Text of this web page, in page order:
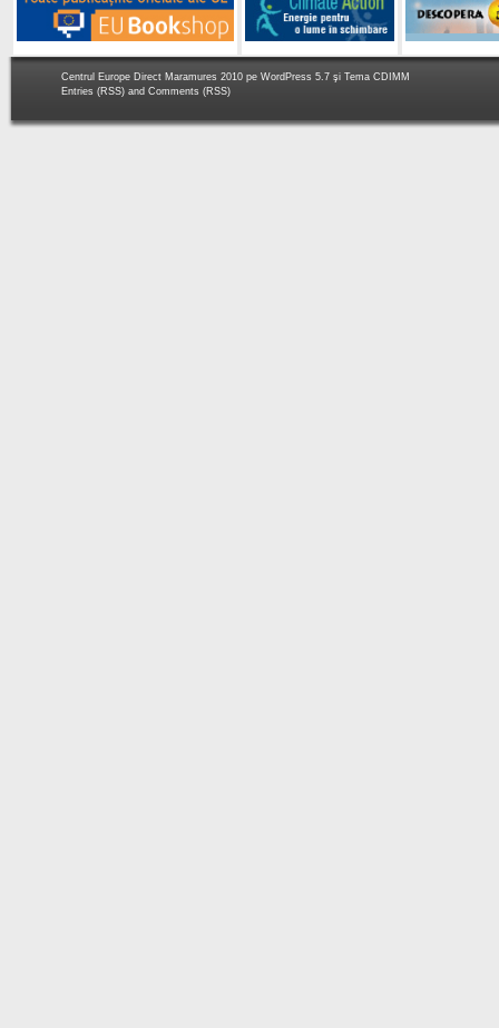
Centrul Europe Direct Maramures 2010 pe WordPress 5.7 şi Tema CDIMM
Entries (RSS) and Comments (RSS)